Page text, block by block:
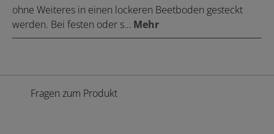
ohne Weiteres in einen lockeren Beetboden gesteckt
werden. Bei festen oder s… Mehr
Fragen zum Produkt